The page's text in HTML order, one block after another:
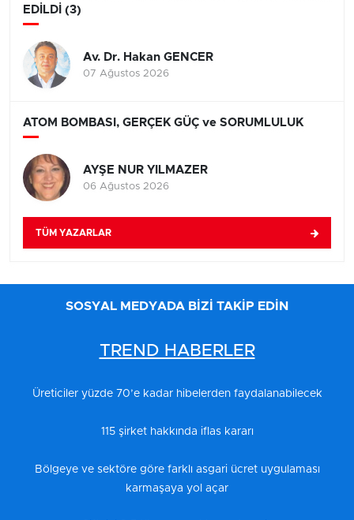
EDİLDİ (3)
Av. Dr. Hakan GENCER
07 Ağustos 2026
ATOM BOMBASI, GERÇEK GÜÇ ve SORUMLULUK
AYŞE NUR YILMAZER
06 Ağustos 2026
TÜM YAZARLAR
SOSYAL MEDYADA BİZİ TAKİP EDİN
TREND HABERLER
Üreticiler yüzde 70’e kadar hibelerden faydalanabilecek
115 şirket hakkında iflas kararı
Bölgeye ve sektöre göre farklı asgari ücret uygulaması
karmaşaya yol açar